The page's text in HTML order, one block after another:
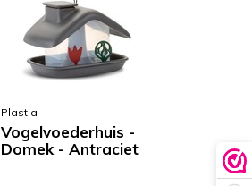
Plastia
Vogelvoederhuis -
Domek - Antraciet